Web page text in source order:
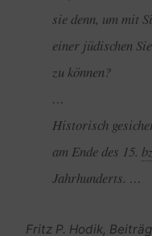
sie denn, um mit
einer jüdischen
zu können?
…
Historisch
am Ende des 15.
Jahrhunderts. …
Fritz P. Hodik,